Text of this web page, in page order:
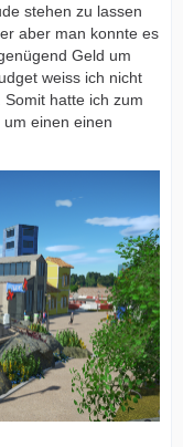
stehen zu lassen
aber man konnte es
Geld um
weiss ich nicht
hatte ich zum
einen einen